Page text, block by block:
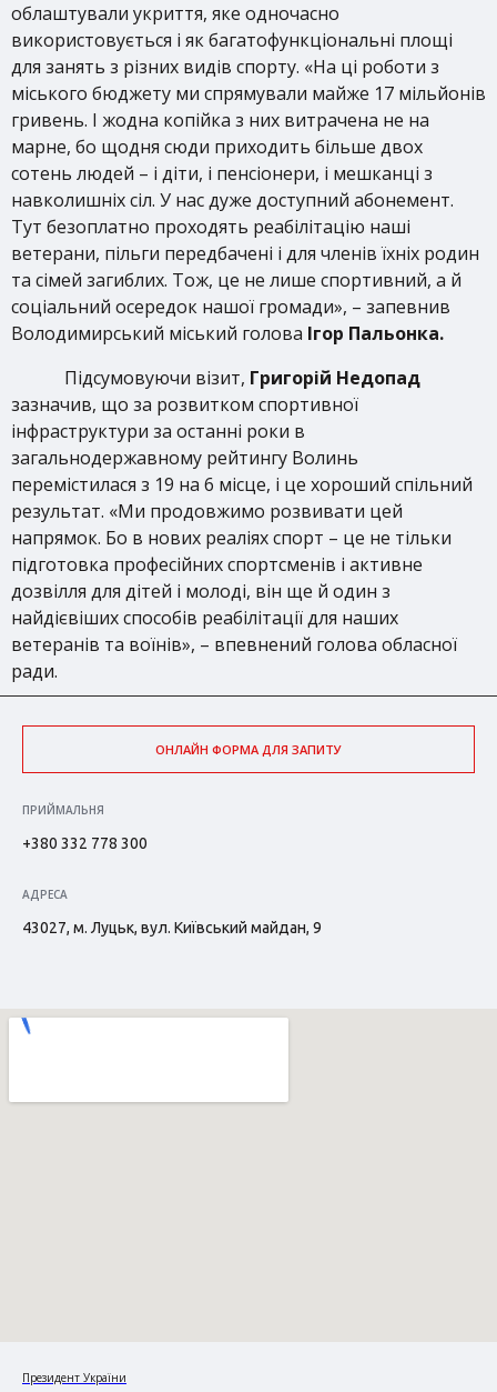
облаштували укриття, яке одночасно
використовується і як багатофункціональні площі
для занять з різних видів спорту. «На ці роботи з
міського бюджету ми спрямували майже 17 мільйонів
гривень. І жодна копійка з них витрачена не на
марне, бо щодня сюди приходить більше двох
сотень людей – і діти, і пенсіонери, і мешканці з
навколишніх сіл. У нас дуже доступний абонемент.
Тут безоплатно проходять реабілітацію наші
ветерани, пільги передбачені і для членів їхніх родин
та сімей загиблих. Тож, це не лише спортивний, а й
соціальний осередок нашої громади», – запевнив
Володимирський міський голова Ігор Пальонка.
Підсумовуючи візит, Григорій Недопад
зазначив, що за розвитком спортивної
інфраструктури за останні роки в
загальнодержавному рейтингу Волинь
перемістилася з 19 на 6 місце, і це хороший спільний
результат. «Ми продовжимо розвивати цей
напрямок. Бо в нових реаліях спорт – це не тільки
підготовка професійних спортсменів і активне
дозвілля для дітей і молоді, він ще й один з
найдієвіших способів реабілітації для наших
ветеранів та воїнів», – впевнений голова обласної
ради.
ОНЛАЙН ФОРМА ДЛЯ ЗАПИТУ
ПРИЙМАЛЬНЯ
+380 332 778 300
АДРЕСА
43027, м. Луцьк, вул. Київський майдан, 9
Президент України